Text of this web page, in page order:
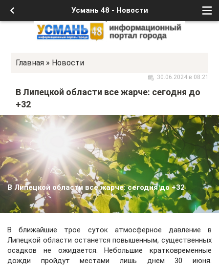
Усмань 48 - Новости
Главная » Новости
30.06.2024 в 08:21
В Липецкой области все жарче: сегодня до
+32
В Липецкой области все жарче: сегодня до +32
В ближайшие трое суток атмосферное давление в
Липецкой области останется повышенным, существенных
осадков не ожидается. Небольшие кратковременные
дожди пройдут местами лишь днем 30 июня.